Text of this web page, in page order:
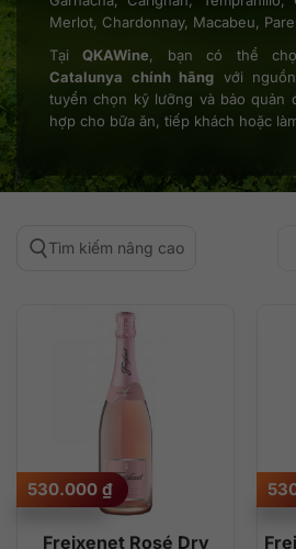
Merlot, Chardonnay, Macabeu,
TạiQKAWine, bạn có thể
Catalunya chính hãng với
tuyển chọn kỹ lưỡng và bảo quản
hợp cho bữa ăn, tiếp khách hoặc
Tìm kiếm nâng cao
Freixenet Rosé Dry
530.000 ₫